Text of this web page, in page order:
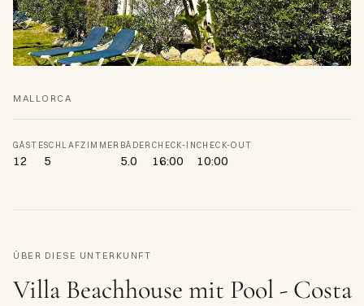
Alle 21 Fotos →
MALLORCA
GÄSTE
12
SCHLAFZIMMER
5
BÄDER
5.0
CHECK-IN
16:00
CHECK-OUT
10:00
ÜBER DIESE UNTERKUNFT
Villa Beachhouse mit Pool - Costa